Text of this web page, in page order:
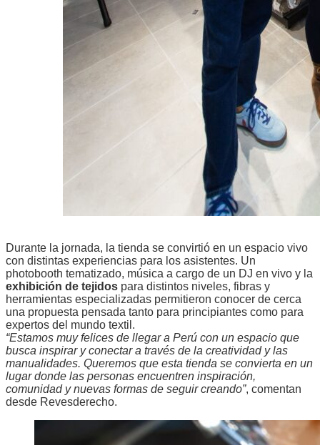
Durante la jornada, la tienda se convirtió en un espacio vivo
con distintas experiencias para los asistentes. Un
photobooth tematizado, música a cargo de un DJ en vivo y la
exhibición de tejidos para distintos niveles, fibras y
herramientas especializadas permitieron conocer de cerca
una propuesta pensada tanto para principiantes como para
expertos del mundo textil.
“Estamos muy felices de llegar a Perú con un espacio que
busca inspirar y conectar a través de la creatividad y las
manualidades. Queremos que esta tienda se convierta en un
lugar donde las personas encuentren inspiración,
comunidad y nuevas formas de seguir creando”, comentan
desde Revesderecho.